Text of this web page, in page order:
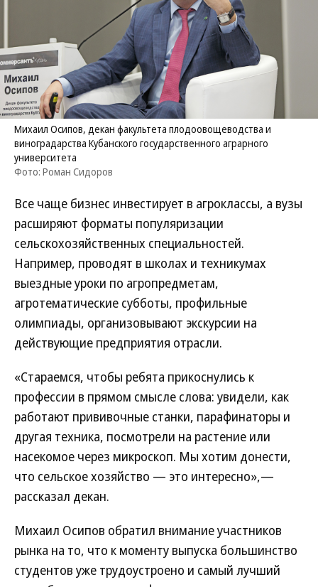
Михаил Осипов, декан факультета плодоовощеводства и
виноградарства Кубанского государственного аграрного
университета
Фото: Роман Сидоров
Все чаще бизнес инвестирует в агроклассы, а вузы
расширяют форматы популяризации
сельскохозяйственных специальностей.
Например, проводят в школах и техникумах
выездные уроки по агропредметам,
агротематические субботы, профильные
олимпиады, организовывают экскурсии на
действующие предприятия отрасли.
«Стараемся, чтобы ребята прикоснулись к
профессии в прямом смысле слова: увидели, как
работают прививочные станки, парафинаторы и
другая техника, посмотрели на растение или
насекомое через микроскоп. Мы хотим донести,
что сельское хозяйство — это интересно»,—
рассказал декан.
Михаил Осипов обратил внимание участников
рынка на то, что к моменту выпуска большинство
студентов уже трудоустроено и самый лучший